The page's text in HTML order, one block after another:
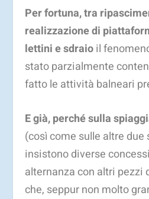
Per fortuna, tra
realizzazione di
lettini e sdraioil
stato parzialmente
fatto le attività balneari
E già, perché sulla
(così come sulle altre
insistono diverse
alternanza con altri pezzi
che, seppur non molto